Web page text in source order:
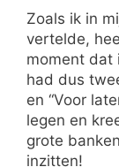
Zoals ik in
vertelde,
moment dat
had dus
en “Voor
legen en
grote
inzitten!